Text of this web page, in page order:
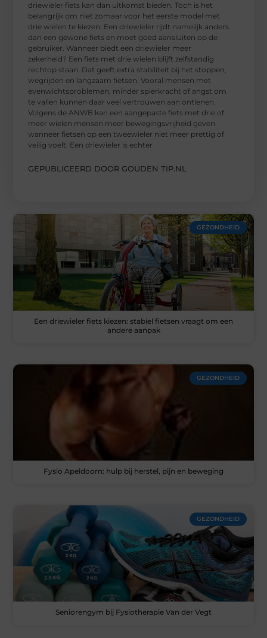
driewieler fiets kan dan uitkomst bieden. Toch is het
belangrijk om niet zomaar voor het eerste model met
drie wielen te kiezen. Een driewieler rijdt namelijk anders
dan een gewone fiets en moet goed aansluiten op de
gebruiker. Wanneer biedt een driewieler meer
zekerheid? Een fiets met drie wielen blijft zelfstandig
rechtop staan. Dat geeft extra stabiliteit bij het stoppen,
wegrijden en langzaam fietsen. Vooral mensen met
evenwichtsproblemen, minder spierkracht of angst om
te vallen kunnen daar veel vertrouwen aan ontlenen.
Volgens de ANWB kan een aangepaste fiets met drie of
meer wielen mensen meer bewegingsvrijheid geven
wanneer fietsen op een tweewieler niet meer prettig of
veilig voelt. Een driewieler is echter
GEPUBLICEERD DOOR GOUDEN TIP.NL
GEZONDHEID
Een driewieler fiets kiezen: stabiel fietsen vraagt om een
andere aanpak
GEZONDHEID
Fysio Apeldoorn: hulp bij herstel, pijn en beweging
GEZONDHEID
Seniorengym bij Fysiotherapie Van der Vegt